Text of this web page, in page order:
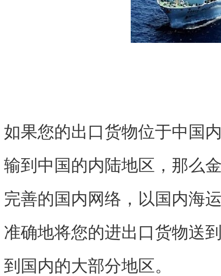
如果您的出口货物位于中国
输到中国的内陆地区，那么
完善的国内网络，以国内海
准确地将您的进出口货物送
到国内的大部分地区。